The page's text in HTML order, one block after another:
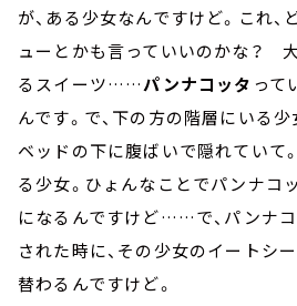
が、ある少女なんですけど。これ
ューとかも言っていいのかな？
るスイーツ……パンナコッタ って
んです。で、下の方の階層にいる
ベッドの下に腹ばいで隠れていて
る少女。ひょんなことでパンナコ
になるんですけど……で、パンナ
された時に、その少女のイートシ
替わるんですけど。